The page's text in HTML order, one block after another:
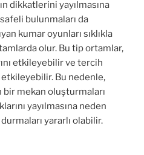
dikkatlerini yayılmasına
bulunmaları da
kumar oyunları sıklıkla
olur. Bu tip ortamlar,
etkileyebilir ve tercih
Bu nedenle,
bir mekan oluşturmaları
yayılmasına neden
yararlı olabilir.